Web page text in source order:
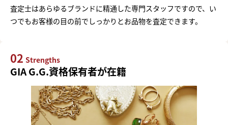
査定士はあらゆるブランドに精通した専門スタッフですので、い
つでもお客様の目の前でしっかりとお品物を査定できます。
02 Strengths
GIA G.G.資格保有者が在籍